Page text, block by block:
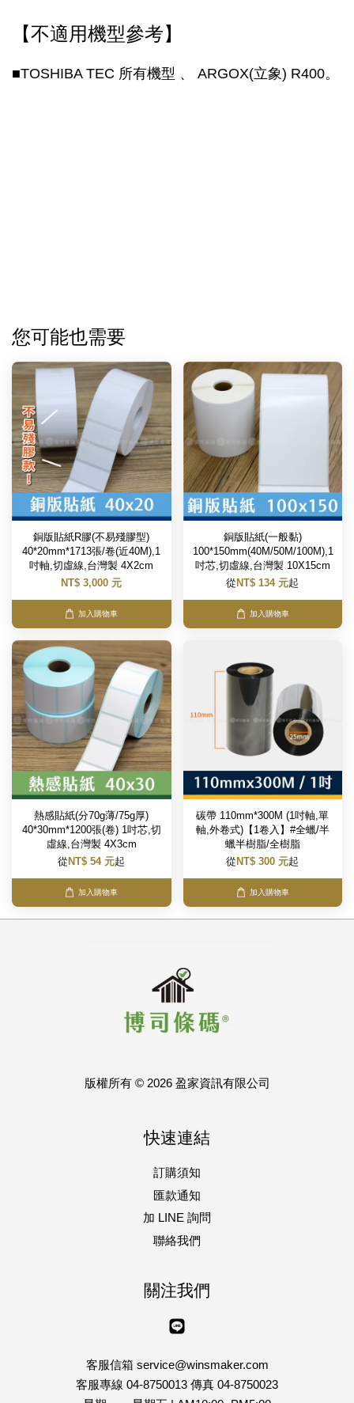
【不適用機型參考】
■TOSHIBA TEC 所有機型 、 ARGOX(立象) R400。
您可能也需要
銅版貼紙R膠(不易殘膠型)
40*20mm*1713張/卷(近40M),1
吋軸,切虛線,台灣製 4X2cm
NT$ 3,000 元
加入購物車
銅版貼紙(一般黏)
100*150mm(40M/50M/100M),1
吋芯,切虛線,台灣製 10X15cm
從 NT$ 134 元起
加入購物車
熱感貼紙(分70g薄/75g厚)
40*30mm*1200張(卷) 1吋芯,切
虛線,台灣製 4X3cm
從 NT$ 54 元起
加入購物車
碳帶 110mm*300M (1吋軸,單
軸,外卷式)【1卷入】#全蠟/半
蠟半樹脂/全樹脂
從 NT$ 300 元起
加入購物車
版權所有 © 2026 盈家資訊有限公司
快速連結
訂購須知
匯款通知
加 LINE 詢問
聯絡我們
關注我們
客服信箱 service@winsmaker.com
客服專線 04-8750013 傳真 04-8750023